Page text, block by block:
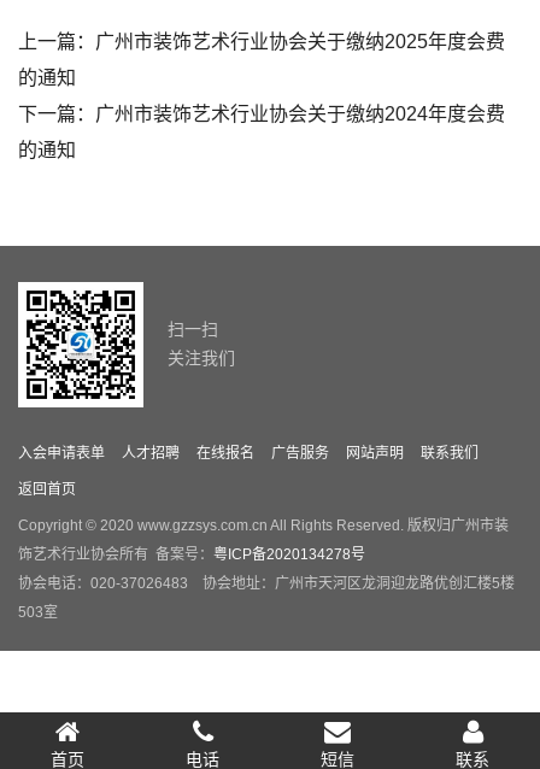
上一篇： 广州市装饰艺术行业协会关于缴纳2025年度会费
的通知
下一篇： 广州市装饰艺术行业协会关于缴纳2024年度会费
的通知
扫一扫
关注我们
入会申请表单 人才招聘 在线报名 广告服务 网站声明 联系我们
返回首页
Copyright © 2020 www.gzzsys.com.cn All Rights Reserved. 版权归广州市装
饰艺术行业协会所有 备案号： 粤ICP备2020134278号
协会电话：020-37026483 协会地址：广州市天河区龙洞迎龙路优创汇楼5楼
503室
首页 电话 短信 联系